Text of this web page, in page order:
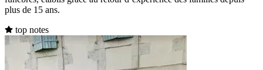
plus de 15 ans.
top notes